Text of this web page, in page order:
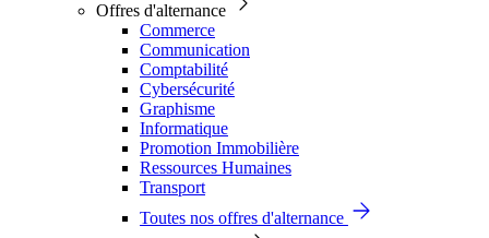
Offres d'alternance
Commerce
Communication
Comptabilité
Cybersécurité
Graphisme
Informatique
Promotion Immobilière
Ressources Humaines
Transport
Toutes nos offres d'alternance